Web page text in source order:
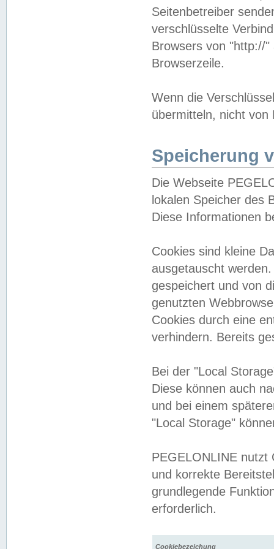
Seitenbetreiber
verschlüsselte
Browsers von "http://
Browserzeile.
Wenn die
übermitteln, nicht von
Speicherung
Die Webseite
lokalen Speicher des
Diese Informationen
Cookies sind kleine
ausgetauscht
gespeichert und von
genutzten
Cookies durch eine
verhindern. Bereits
Bei der "Local
Diese können auch
und bei einem
"Local Storage"
PEGELONLINE nutzt
und korrekte
grundlegende
erforderlich.
Cookiebezeichung